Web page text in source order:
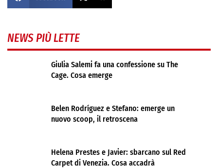
NEWS PIÙ LETTE
Giulia Salemi fa una confessione su The
Cage. Cosa emerge
Belen Rodríguez e Stefano: emerge un
nuovo scoop, il retroscena
Helena Prestes e Javier: sbarcano sul Red
Carpet di Venezia. Cosa accadrà